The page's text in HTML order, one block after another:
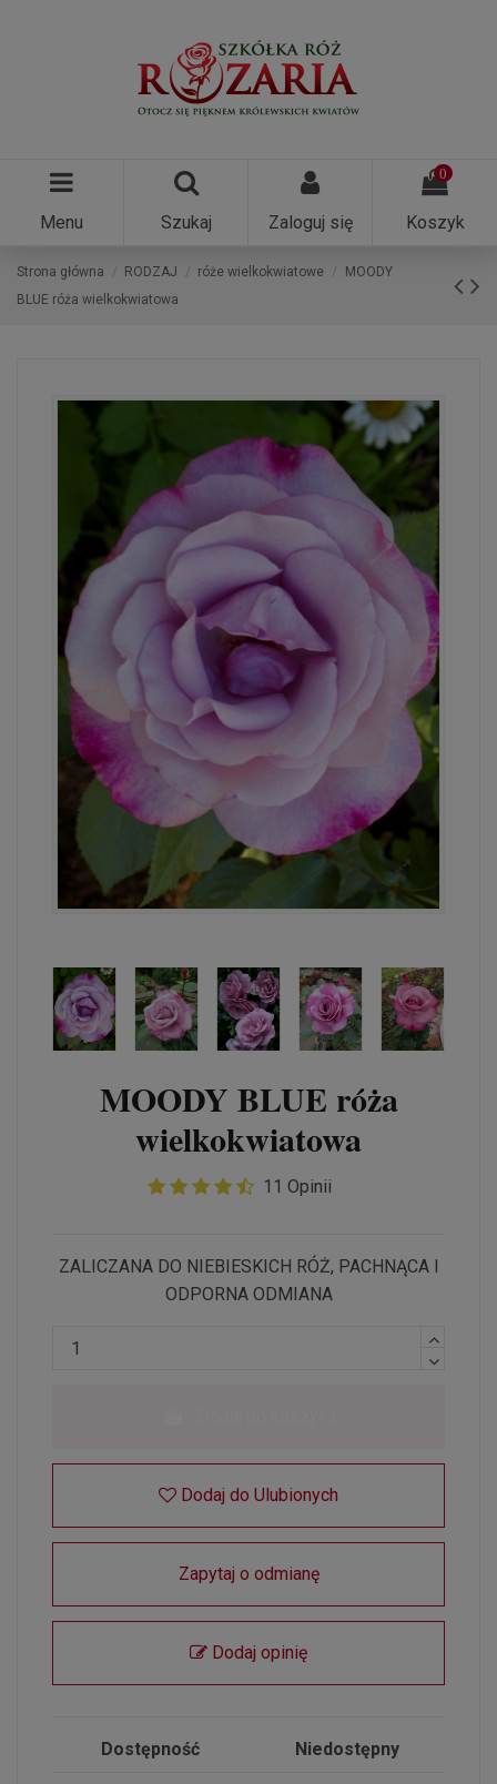
Menu Szukaj Zaloguj się
0
Koszyk
Strona główna RODZAJ róże wielkokwiatowe
MOODY
BLUE róża wielkokwiatowa
MOODY BLUE róża
wielkokwiatowa
11 Opinii
ZALICZANA DO NIEBIESKICH RÓŻ, PACHNĄCA I
ODPORNA ODMIANA
Dodaj do Ulubionych
Zapytaj o odmianę
Dodaj opinię
Dostępność Niedostępny